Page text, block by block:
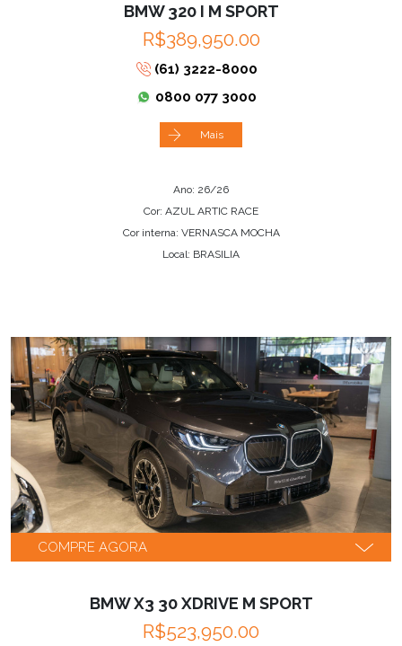
BMW 320 I M SPORT
R$389,950.00
(61) 3222-8000
0800 077 3000
Mais
Ano: 26/26
Cor: AZUL ARTIC RACE
Cor interna: VERNASCA MOCHA
Local: BRASILIA
COMPRE AGORA
BMW X3 30 XDRIVE M SPORT
R$523,950.00